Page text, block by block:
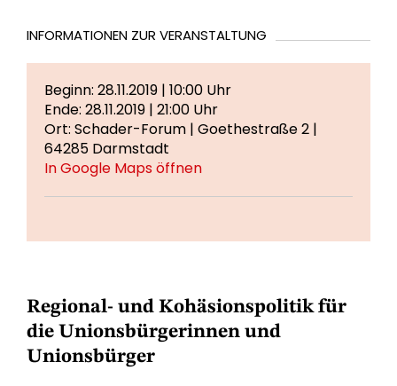
INFORMATIONEN ZUR VERANSTALTUNG
Beginn: 28.11.2019 | 10:00 Uhr
Ende: 28.11.2019 | 21:00 Uhr
Ort: Schader-Forum | Goethestraße 2 |
64285 Darmstadt
In Google Maps öffnen
Regional- und Kohäsionspolitik für
die Unionsbürgerinnen und
Unionsbürger